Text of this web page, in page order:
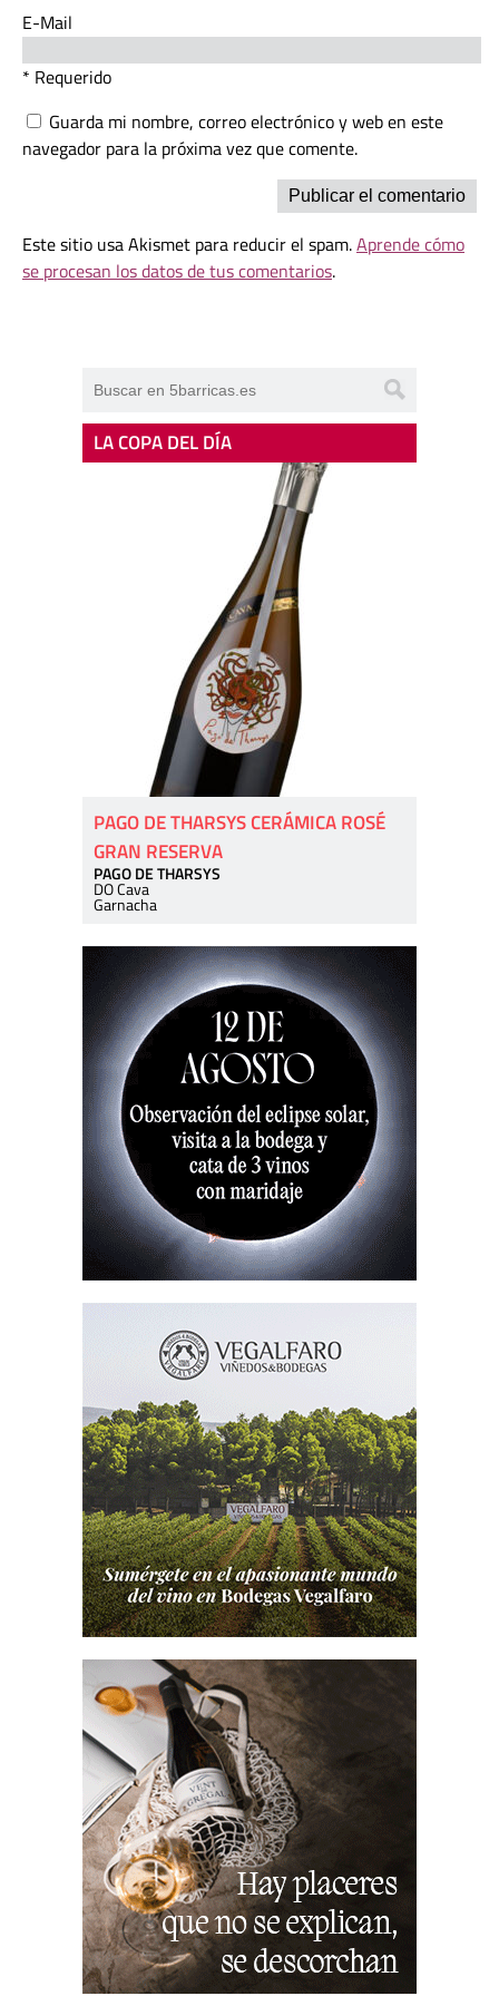
E-Mail
* Requerido
Guarda mi nombre, correo electrónico y web en este
navegador para la próxima vez que comente.
Este sitio usa Akismet para reducir el spam.Aprende cómo
se procesan los datos de tus comentarios.
LA COPA DEL DÍA
PAGO DE THARSYS CERÁMICA ROSÉ
GRAN RESERVA
PAGO DE THARSYS
DO Cava
Garnacha